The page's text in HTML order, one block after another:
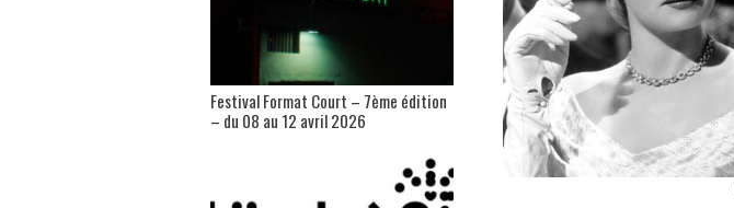
Festival Format Court – 7ème édition
– du 08 au 12 avril 2026